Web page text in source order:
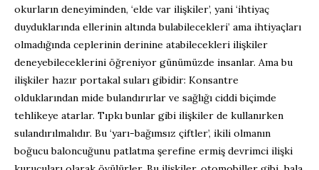
okurların deneyiminden, ‘elde var ilişkiler’, yani ‘ihtiyaç
duyduklarında ellerinin altında bulabilecekleri’ ama ihtiyaçları
olmadığında ceplerinin derinine atabilecekleri ilişkiler
deneyebileceklerini öğreniyor günümüzde insanlar. Ama bu
ilişkiler hazır portakal suları gibidir: Konsantre
olduklarından mide bulandırırlar ve sağlığı ciddi biçimde
tehlikeye atarlar. Tıpkı bunlar gibi ilişkiler de kullanırken
sulandırılmalıdır. Bu ‘yarı-bağımsız çiftler’, ikili olmanın
boğucu baloncuğunu patlatma şerefine ermiş devrimci ilişki